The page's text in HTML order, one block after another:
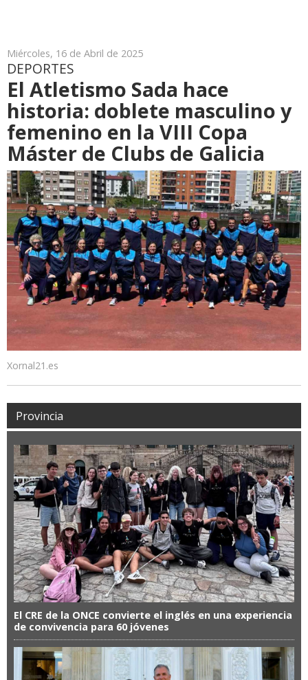
Miércoles, 16 de Abril de 2025
DEPORTES
El Atletismo Sada hace
historia: doblete masculino y
femenino en la VIII Copa
Máster de Clubs de Galicia
Xornal21.es
Provincia
El CRE de la ONCE convierte el inglés en una experiencia
de convivencia para 60 jóvenes